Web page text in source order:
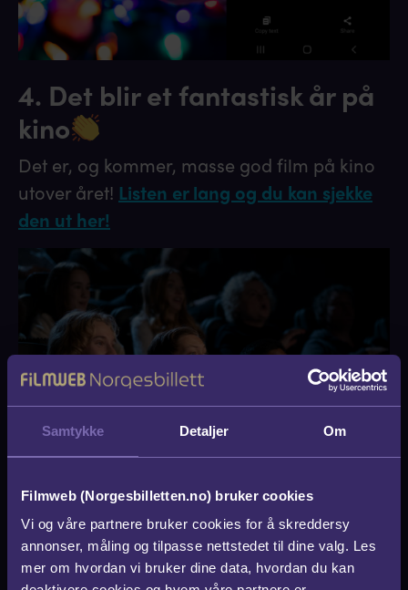
Samtykke Detaljer Om
Filmweb (Norgesbilletten.no) bruker cookies
Vi og våre partnere bruker cookies for å skreddersy
annonser, måling og tilpasse nettstedet til dine valg. Les
mer om hvordan vi bruker dine data, hvordan du kan
4. Det blir et fantastisk år på
kino
Det er, og kommer, masse god film på kino
utover året! Listen er lang og du kan sjekke
den ut her!
5. Norgesbilletter
Fungerer perfekt som julegaver og